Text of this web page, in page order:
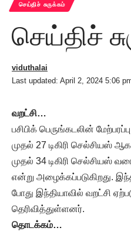
செய்திச் சுருக்கம்
செய்திச்
Last updated: April 2, 2024 5:06
viduthalai
வறட்சி…
பசிபிக் பெருங்கடலின்
முதல் 27 டிகிரி செல்சியஸ்
முதல் 34 டிகிரி செல்சியஸ்
என்று அழைக்கப்படுகிறது.
போது இந்தியாவில் வறட்சி
தெரிவித்துள்ளனர்.
தொடக்கம்…